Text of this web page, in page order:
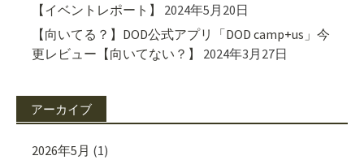
【イベントレポート】
2024年5月20日
【向いてる？】DOD公式アプリ「DOD camp+us」今
更レビュー【向いてない？】
2024年3月27日
アーカイブ
2026年5月 (1)